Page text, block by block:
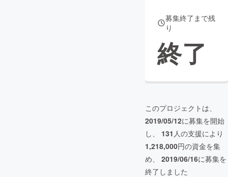
募集終了まで残
り
終了
このプロジェクトは、
2019/05/12に募集を開始
し、 131 人の支援により
1,218,000円の資金を集
め、 2019/06/16に募集を
終了しました